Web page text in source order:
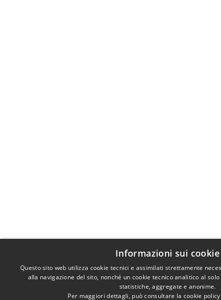
Informazioni sui cookie
Questo sito web utilizza cookie tecnici e assimilati strettamente
alla navigazione del sito, nonché un cookie tecnico analitico al
statistiche, aggregate e anonime.
Per maggiori dettagli, può consultare la cookie